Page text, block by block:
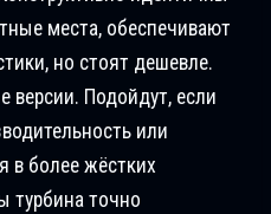
места, обеспечивают
но стоят дешевле.
версии. Подойдут, если
или
в более жёстких
турбина точно